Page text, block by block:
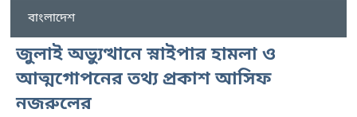
বাংলাদেশ
জুলাই অভ্যুত্থানে স্নাইপার হামলা ও
আত্মগোপনের তথ্য প্রকাশ আসিফ
নজরুলের